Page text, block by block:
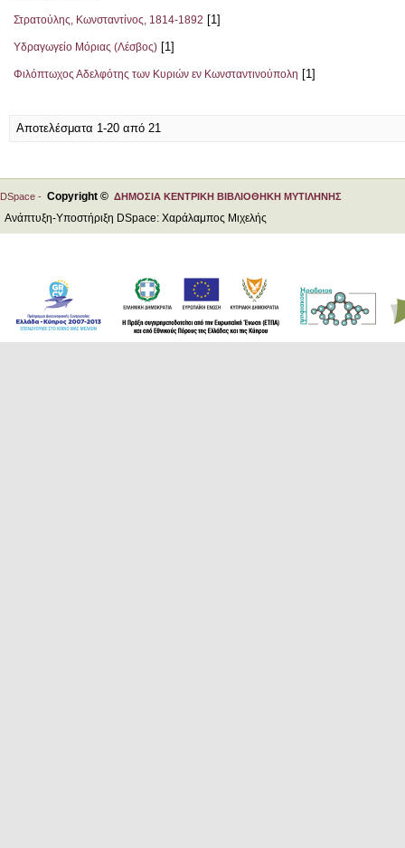
Στρατούλης, Κωνσταντίνος, 1814-1892 [1]
Υδραγωγείο Μόριας (Λέσβος) [1]
Φιλόπτωχος Αδελφότης των Κυριών εν Κωνσταντινούπολη [1]
Αποτελέσματα 1-20 από 21
DSpace - Copyright © ΔΗΜΟΣΙΑ ΚΕΝΤΡΙΚΗ ΒΙΒΛΙΟΘΗΚΗ ΜΥΤΙΛΗΝΗΣ
Ανάπτυξη-Υποστήριξη DSpace: Χαράλαμπος Μιχελής